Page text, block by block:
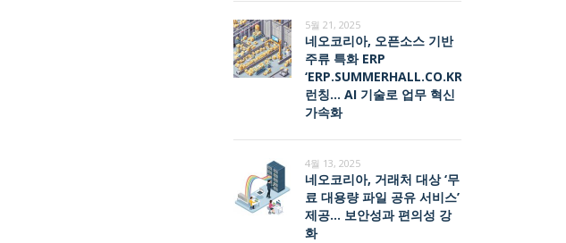
5월 21, 2025
네오코리아, 오픈소스 기반
주류 특화 ERP
‘ERP.SUMMERHALL.CO.KR’
런칭… AI 기술로 업무 혁신
가속화
4월 13, 2025
네오코리아, 거래처 대상 ‘무
료 대용량 파일 공유 서비스’
제공… 보안성과 편의성 강
화